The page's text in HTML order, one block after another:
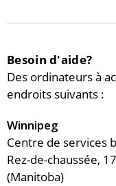
Besoin d'aide?
Des ordinateurs à
endroits suivants :
Winnipeg
Centre de services
Rez-de-chaussée,
(Manitoba)